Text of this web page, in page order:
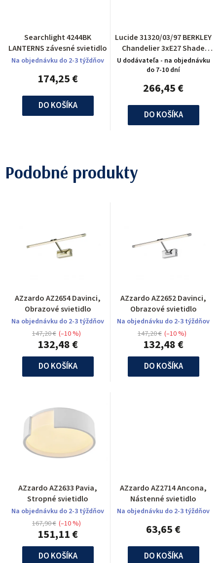
Searchlight 4244BK
LANTERNS závesné svietidlo
Na objednávku do 2-3 týždňov
174,25 €
DO KOŠÍKA
Lucide 31320/03/97 BERKLEY
Chandelier 3xE27 Shade
Metal Rust
U dodávateľa - na objednávku
do 7-10 dní
266,45 €
DO KOŠÍKA
Podobné produkty
AZzardo AZ2654 Davinci,
Obrazové svietidlo
Na objednávku do 2-3 týždňov
132,48 €
147,20 € (–10 %)
DO KOŠÍKA
AZzardo AZ2652 Davinci,
Obrazové svietidlo
Na objednávku do 2-3 týždňov
132,48 €
147,20 € (–10 %)
DO KOŠÍKA
AZzardo AZ2633 Pavia,
Stropné svietidlo
Na objednávku do 2-3 týždňov
151,11 €
167,90 € (–10 %)
DO KOŠÍKA
AZzardo AZ2714 Ancona,
Nástenné svietidlo
Na objednávku do 2-3 týždňov
63,65 €
DO KOŠÍKA